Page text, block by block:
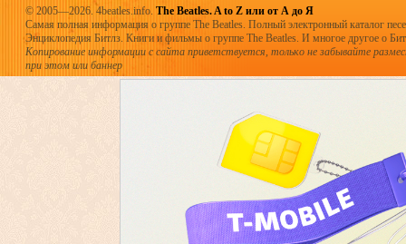
© 2005—2026. 4beatles.info. The Beatles. A to Z или от А до Я
Самая полная информация о группе The Beatles. Полный электронный каталог
Энциклопедия Битлз. Книги и фильмы о группе The Beatles. И многое другое о
Копирование информации с сайта приветствуется, только не забывайте
при этом или баннер